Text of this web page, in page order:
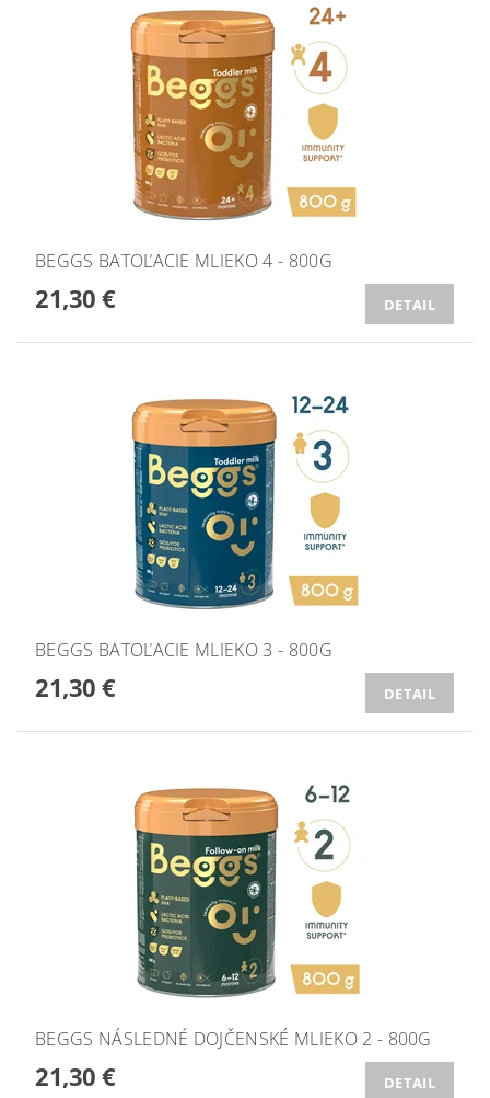
BEGGS BATOĽACIE MLIEKO 4 - 800G
21,30 € DETAIL
BEGGS BATOĽACIE MLIEKO 3 - 800G
21,30 € DETAIL
BEGGS NÁSLEDNÉ DOJČENSKÉ MLIEKO 2 - 800G
21,30 € DETAIL